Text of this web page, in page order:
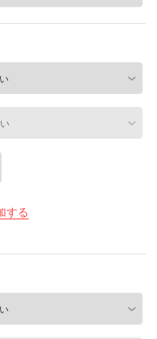
する